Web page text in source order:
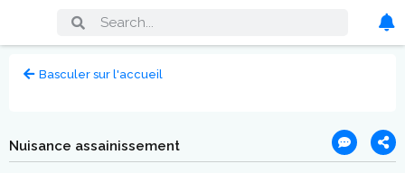
Basculer sur l'accueil
Nuisance assainissement